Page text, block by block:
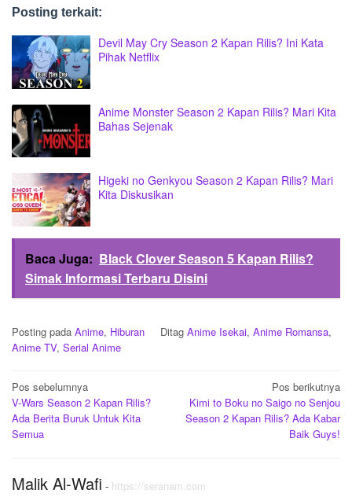
Posting terkait:
Devil May Cry Season 2 Kapan Rilis? Ini Kata
Pihak Netflix
Anime Monster Season 2 Kapan Rilis? Mari Kita
Bahas Sejenak
Higeki no Genkyou Season 2 Kapan Rilis? Mari
Kita Diskusikan
Baca Juga: Black Clover Season 5 Kapan Rilis?
Simak Informasi Terbaru Disini
Posting pada Anime, Hiburan Ditag Anime Isekai, Anime Romansa,
Anime TV, Serial Anime
Navigasi
pos
Pos sebelumnya
V-Wars Season 2 Kapan Rilis?
Ada Berita Buruk Untuk Kita
Semua
Pos berikutnya
Kimi to Boku no Saigo no Senjou
Season 2 Kapan Rilis? Ada Kabar
Baik Guys!
Malik Al-Wafi - https://seranam.com